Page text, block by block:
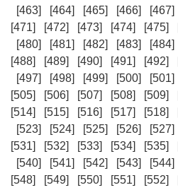
[463]
[464] [465] [466] [467]
[471]
[472] [473] [474] [475]
[480]
[481] [482] [483] [484]
[488]
[489] [490] [491] [492]
[497]
[498] [499] [500] [501]
[505]
[506] [507] [508] [509]
[514]
[515] [516] [517] [518]
[523]
[524] [525] [526] [527]
[531]
[532] [533] [534] [535]
[540]
[541] [542] [543] [544]
[548]
[549] [550] [551] [552]